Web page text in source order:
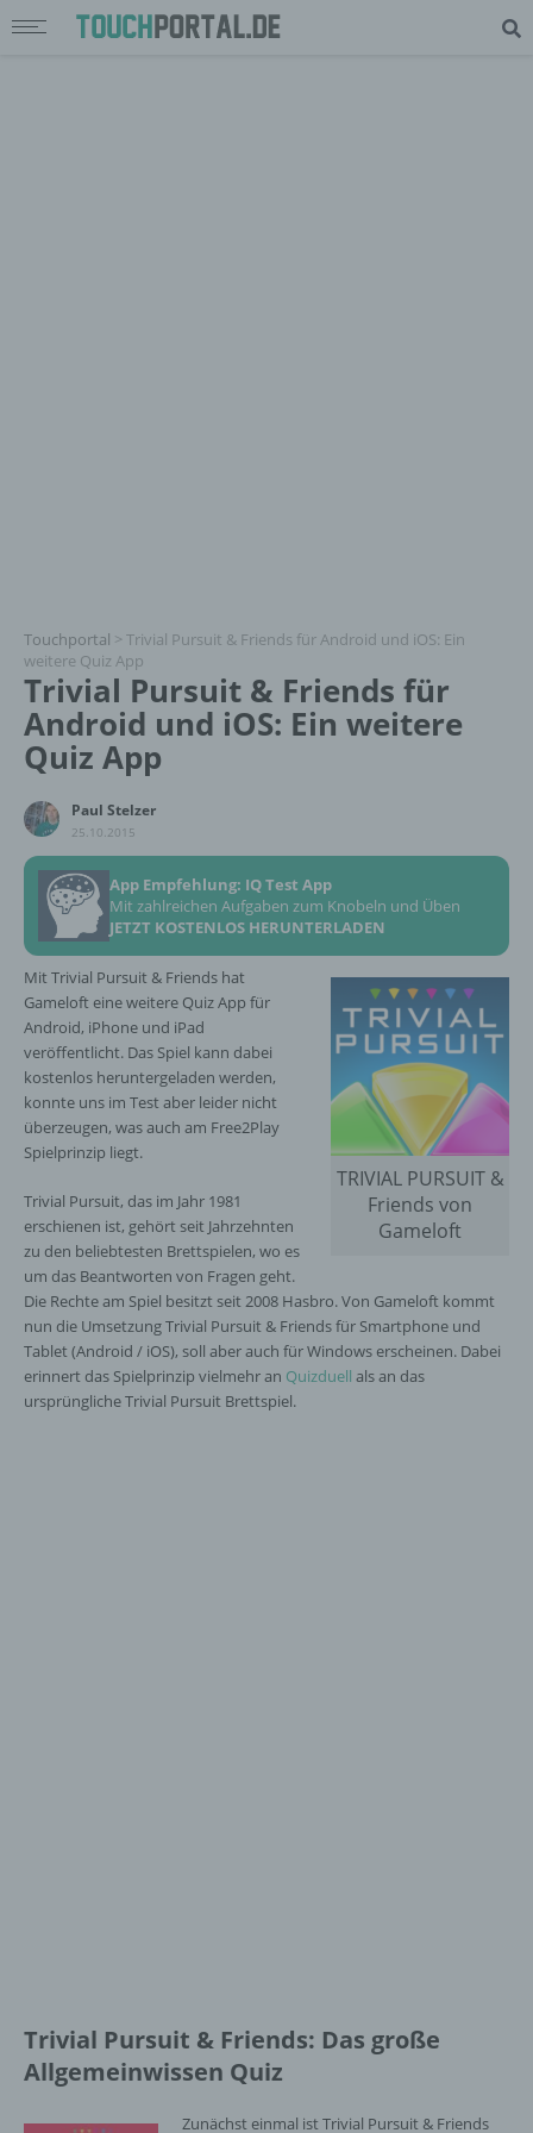
Touchportal > Trivial Pursuit & Friends für Android und iOS: Ein
weitere Quiz App
Trivial Pursuit & Friends für
Android und iOS: Ein weitere
Quiz App
Paul Stelzer
25.10.2015
App Empfehlung: IQ Test App
Mit zahlreichen Aufgaben zum Knobeln und Üben
JETZT KOSTENLOS HERUNTERLADEN
TRIVIAL PURSUIT &
Friends von
Gameloft
Mit Trivial Pursuit & Friends hat
Gameloft eine weitere Quiz App für
Android, iPhone und iPad
veröffentlicht. Das Spiel kann dabei
kostenlos heruntergeladen werden,
konnte uns im Test aber leider nicht
überzeugen, was auch am Free2Play
Spielprinzip liegt.
Trivial Pursuit, das im Jahr 1981
erschienen ist, gehört seit Jahrzehnten
zu den beliebtesten Brettspielen, wo es
um das Beantworten von Fragen geht.
Die Rechte am Spiel besitzt seit 2008 Hasbro. Von Gameloft kommt
nun die Umsetzung Trivial Pursuit & Friends für Smartphone und
Tablet (Android / iOS), soll aber auch für Windows erscheinen. Dabei
erinnert das Spielprinzip vielmehr an Quizduell als an das
ursprüngliche Trivial Pursuit Brettspiel.
Trivial Pursuit & Friends: Das große
Allgemeinwissen Quiz
Zunächst einmal ist Trivial Pursuit & Friends